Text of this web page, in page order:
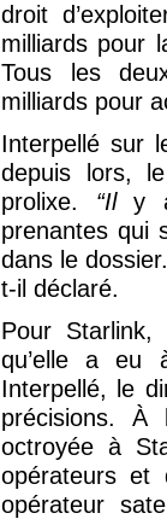
droit
milliards pour
Tous les
milliards pour
Interpellé sur
depuis lors,
prolixe. “Ily a
prenantes qui
dans le
t-il déclaré.
Pour Starlink,
qu’elle a eu
Interpellé, le
précisions. À
octroyée à
opérateurs et
opérateur